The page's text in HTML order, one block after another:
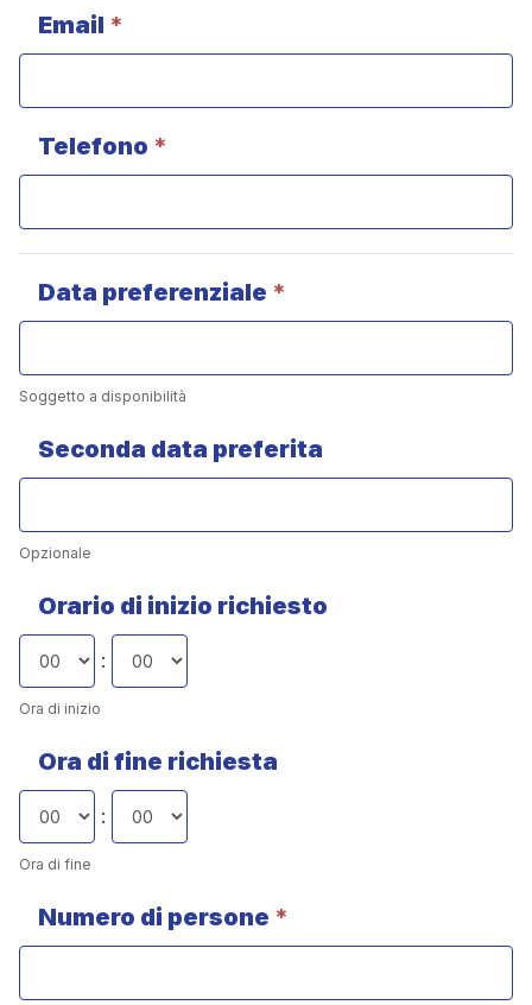
Email *
Telefono *
Data preferenziale *
Soggetto a disponibilità
Seconda data preferita
Opzionale
Orario di inizio richiesto
:
Ora di inizio
Ora di fine richiesta
:
Ora di fine
Numero di persone *